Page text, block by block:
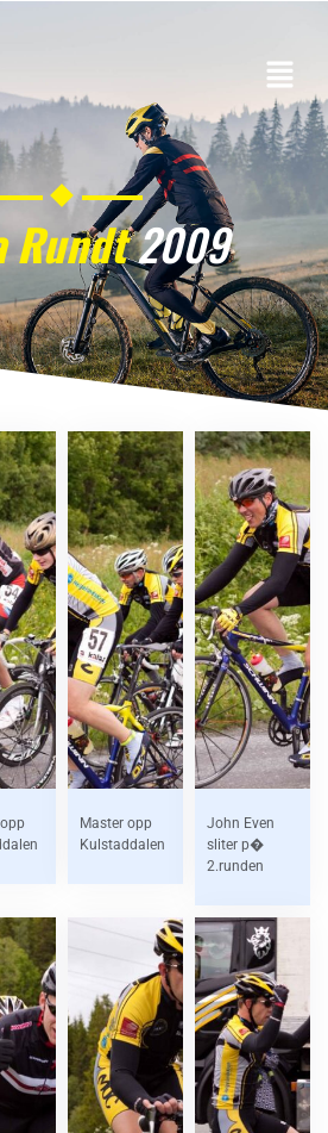
Rundt2009
Master opp
Kulstaddalen
John Even
sliter p�
2.runden